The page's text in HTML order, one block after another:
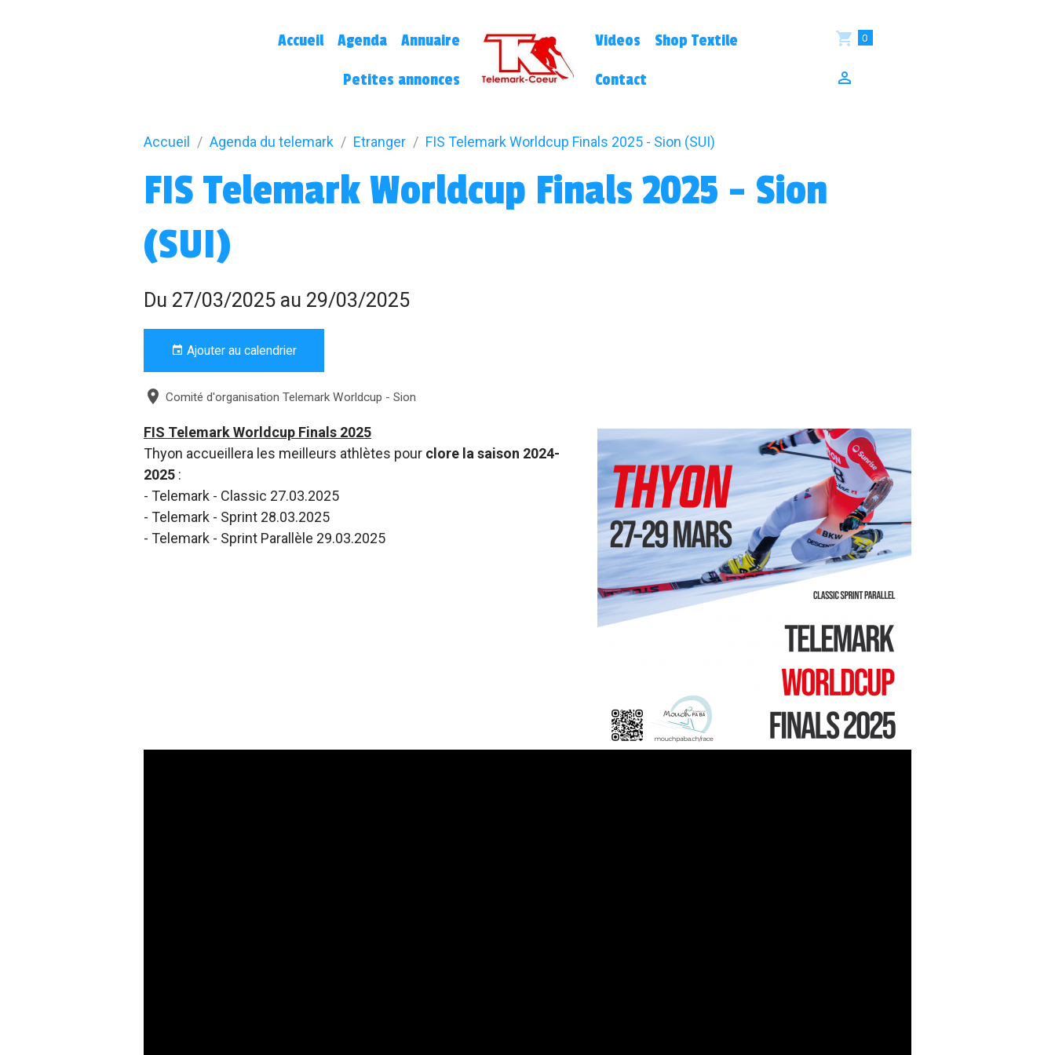
Accueil Agenda Annuaire
Petites annonces
Videos Shop Textile
Contact
0
Accueil Agenda du telemark Etranger FIS Telemark Worldcup Finals 2025 - Sion (SUI)
FIS Telemark Worldcup Finals 2025 - Sion
(SUI)
Du 27/03/2025 au 29/03/2025
Ajouter au calendrier
Comité d'organisation Telemark Worldcup - Sion
FIS Telemark Worldcup Finals 2025
Thyon accueillera les meilleurs athlètes pour clore la saison 2024-
2025 :
- Telemark - Classic 27.03.2025
- Telemark - Sprint 28.03.2025
- Telemark - Sprint Parallèle 29.03.2025